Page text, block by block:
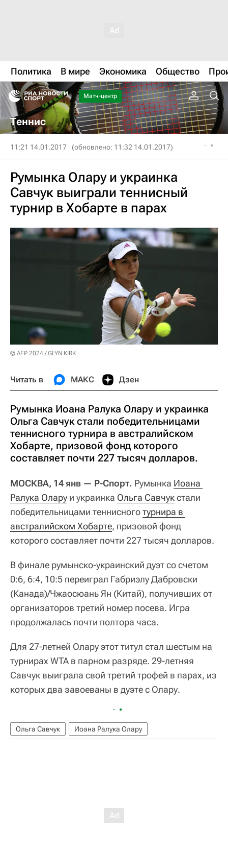
Политика В мире Экономика Общество
Матч-центр
Теннис
11:21 14.01.2017 (обновлено: 11:32 14.01.2017)
Румынка Олару и украинка
Савчук выиграли теннисный
турнир в Хобарте в парах
© AFP 2024 / GLYN KIRK
Читать в МАКС Дзен
Румынка Иоана Ралука Олару и украинка
Ольга Савчук стали победительницами
теннисного турнира в австралийском
Хобарте, призовой фонд которого
составляет почти 227 тысяч долларов.
МОСКВА, 14 янв — Р-Спорт. Румынка Иоана
Ралука Олару и украинка Ольга Савчукстали
победительницами теннисноготурнира в
австралийском Хобарте, призовой фонд
которого составляет почти 227 тысяч долларов.
В финале румынско-украинский дуэт со счетом
0:6, 6:4, 10:5 переиграл Габриэлу Дабровски
(Канада)/Чжаосюань Ян (Китай), получивших от
организаторов третий номер посева. Игра
продолжалась почти полтора часа.
Для 27-летней Олару этот титул стал шестым на
турнирах WTA в парном разряде. 29-летняя
Савчук выиграла свой третий трофей в парах, из
которых два завоеваны в дуэте с Олару.
Ольга Савчук Иоана Ралука Олару